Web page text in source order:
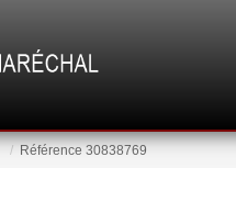
Référence 30838769